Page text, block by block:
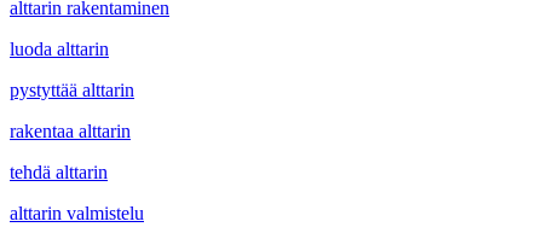
alttarin rakentaminen
luoda alttarin
pystyttää alttarin
rakentaa alttarin
tehdä alttarin
alttarin valmistelu